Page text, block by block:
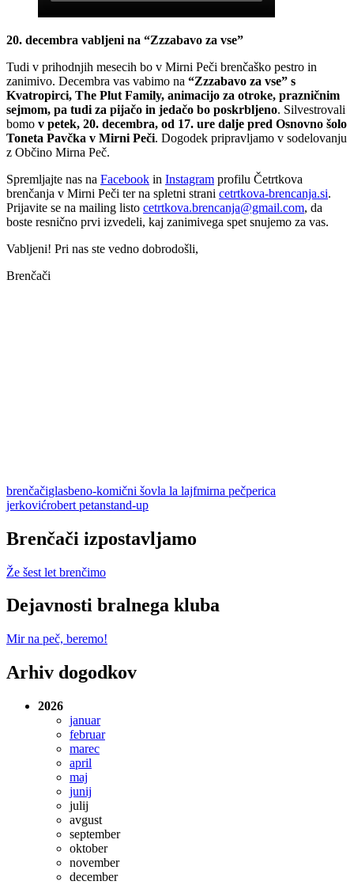
20. decembra vabljeni na “Zzzabavo za vse”
Tudi v prihodnjih mesecih bo v Mirni Peči brenčaško pestro in
zanimivo. Decembra vas vabimo na “Zzzabavo za vse” s
Kvatropirci, The Plut Family, animacijo za otroke, prazničnim
sejmom, pa tudi za pijačo in jedačo bo poskrbljeno. Silvestrovali
bomo v petek, 20. decembra, od 17. ure dalje pred Osnovno šolo
Toneta Pavčka v Mirni Peči. Dogodek pripravljamo v sodelovanju
z Občino Mirna Peč.
Spremljajte nas na Facebook in Instagram profilu Četrtkova
brenčanja v Mirni Peči ter na spletni strani cetrtkova-brencanja.si.
Prijavite se na mailing listo cetrtkova.brencanja@gmail.com, da
boste resnično prvi izvedeli, kaj zanimivega spet snujemo za vas.
Vabljeni! Pri nas ste vedno dobrodošli,
Brenčači
brenčačiglasbeno-komični šovla la lajfmirna pečperica
jerkovićrobert petanstand-up
Brenčači izpostavljamo
Že šest let brenčimo
Dejavnosti bralnega kluba
Mir na peč, beremo!
Arhiv dogodkov
2026
januar
februar
marec
april
maj
junij
julij
avgust
september
oktober
november
december